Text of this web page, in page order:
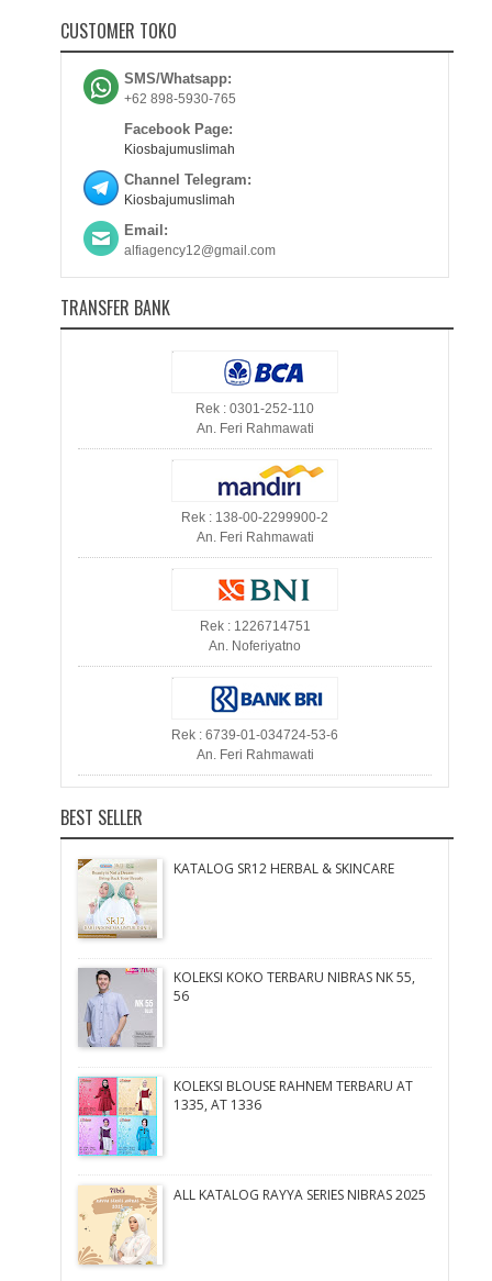
CUSTOMER TOKO
SMS/Whatsapp:
+62 898-5930-765
Facebook Page:
Kiosbajumuslimah
Channel Telegram:
Kiosbajumuslimah
Email:
alfiagency12@gmail.com
TRANSFER BANK
Rek : 0301-252-110
An. Feri Rahmawati
Rek : 138-00-2299900-2
An. Feri Rahmawati
Rek : 1226714751
An. Noferiyatno
Rek : 6739-01-034724-53-6
An. Feri Rahmawati
BEST SELLER
KATALOG SR12 HERBAL & SKINCARE
KOLEKSI KOKO TERBARU NIBRAS NK 55,
56
KOLEKSI BLOUSE RAHNEM TERBARU AT
1335, AT 1336
ALL KATALOG RAYYA SERIES NIBRAS 2025